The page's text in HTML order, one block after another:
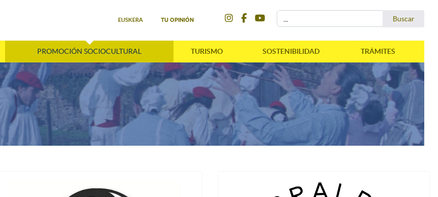
EUSKERA TU OPINIÓN Buscar
PROMOCIÓN SOCIOCULTURAL TURISMO SOSTENIBILIDAD TRÁMITES